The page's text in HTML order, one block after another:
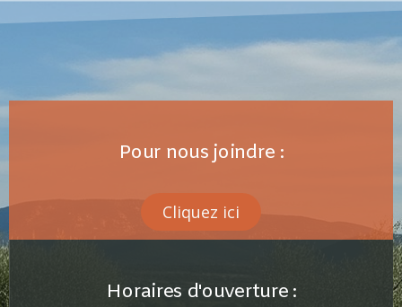
Pour nous joindre :
Cliquez ici
Horaires d'ouverture :